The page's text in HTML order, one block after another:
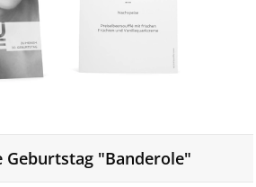
Geburtstag "Banderole"